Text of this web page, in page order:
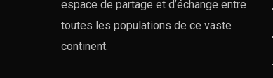
espace de partage et d’échange entre
toutes les populations de ce vaste
continent.